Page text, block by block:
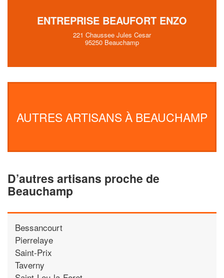
ENTREPRISE BEAUFORT ENZO
221 Chaussee Jules Cesar
95250 Beauchamp
AUTRES ARTISANS À BEAUCHAMP
D’autres artisans proche de
Beauchamp
Bessancourt
Pierrelaye
Saint-Prix
Taverny